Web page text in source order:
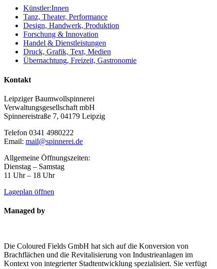
Künstler:Innen
Tanz, Theater, Performance
Design, Handwerk, Produktion
Forschung & Innovation
Handel & Dienstleistungen
Druck, Grafik, Text, Medien
Übernachtung, Freizeit, Gastronomie
Kontakt
Leipziger Baumwollspinnerei
Verwaltungsgesellschaft mbH
Spinnereistraße 7, 04179 Leipzig
Telefon 0341 4980222
Email: mail@spinnerei.de
Allgemeine Öffnungszeiten:
Dienstag – Samstag
11 Uhr – 18 Uhr
Lageplan öffnen
Managed by
Die Coloured Fields GmbH hat sich auf die Konversion von
Brachflächen und die Revitalisierung von Industrieanlagen im
Kontext von integrierter Stadtentwicklung spezialisiert. Sie verfügt